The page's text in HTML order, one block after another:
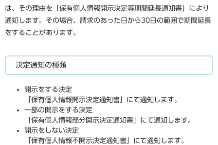
は、その理由を「保有個人情報開示決定等期間延長通知書」により
通知します。その場合、請求のあった日から30日の範囲で期間延長
をすることがあります。
決定通知の種類
開示をする決定
「保有個人情報開示決定通知書」にて通知します。
一部の開示をする決定
「保有個人情報部分開示決定通知書」にて通知します。
開示をしない決定
「保有個人情報不開示決定通知書」にて通知します。